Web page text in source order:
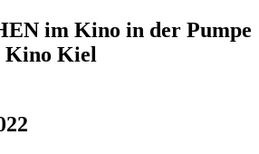
im Kino in der Pumpe
Kino Kiel